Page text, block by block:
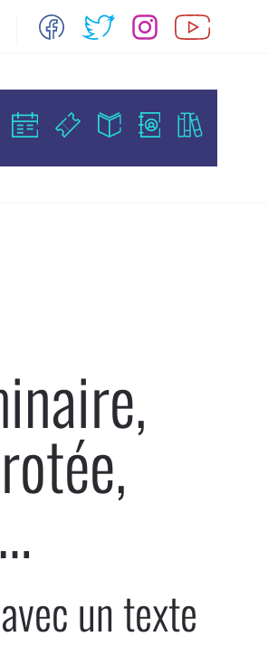
un texte